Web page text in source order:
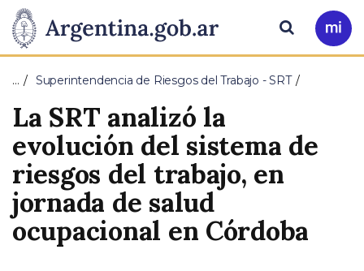
Presidencia
de
la
Nación
Pasar al contenido principal
Ir
a
Buscar
… Superintendencia de Riesgos del Trabajo - SRT
La SRT analizó la
evolución del sistema de
riesgos del trabajo, en
jornada de salud
ocupacional en Córdoba